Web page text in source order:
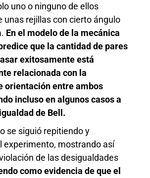
uno o ninguno de ellos
unas rejillas con cierto ángulo
En el modelo de la mecánica
que la cantidad de pares
exitosamente está
relacionada con la
orientación entre ambos
incluso en algunos casos a
de Bell.
se siguió repitiendo y
experimento, mostrando así
de las desigualdades
como evidencia de que el